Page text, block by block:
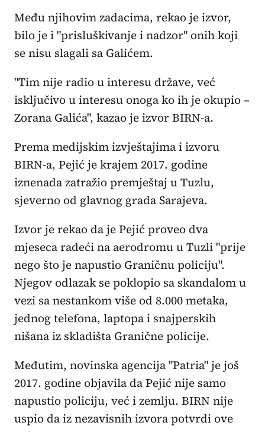
Među njihovim zadacima, rekao je izvor,
bilo je i "prisluškivanje i nadzor" onih koji
se nisu slagali sa Galićem.
"Tim nije radio u interesu države, već
isključivo u interesu onoga ko ih je okupio –
Zorana Galića", kazao je izvor BIRN-a.
Prema medijskim izvještajima i izvoru
BIRN-a, Pejić je krajem 2017. godine
iznenada zatražio premještaj u Tuzlu,
sjeverno od glavnog grada Sarajeva.
Izvor je rekao da je Pejić proveo dva
mjeseca radeći na aerodromu u Tuzli "prije
nego što je napustio Graničnu policiju".
Njegov odlazak se poklopio sa skandalom u
vezi sa nestankom više od 8.000 metaka,
jednog telefona, laptopa i snajperskih
nišana iz skladišta Granične policije.
Međutim, novinska agencija "Patria" je još
2017. godine objavila da Pejić nije samo
napustio policiju, već i zemlju. BIRN nije
uspio da iz nezavisnih izvora potvrdi ove